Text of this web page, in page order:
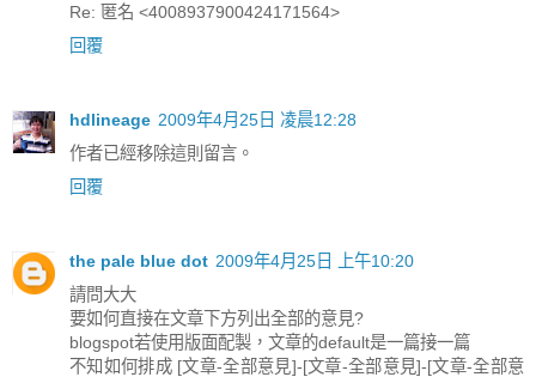
Re: 匿名 <4008937900424171564>
回覆
hdlineage 2009年4月25日 凌晨12:28
作者已經移除這則留言。
回覆
the pale blue dot 2009年4月25日 上午10:20
請問大大
要如何直接在文章下方列出全部的意見?
blogspot若使用版面配製，文章的default是一篇接一篇
不知如何排成 [文章-全部意見]-[文章-全部意見]-[文章-全部意